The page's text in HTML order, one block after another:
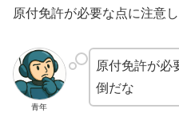
原付免許が必要な点に注意し
青年
原付免許が必
倒だな